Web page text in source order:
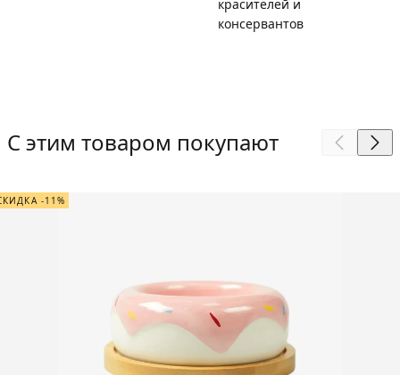
красителей и
консервантов
С этим товаром покупают
-11%